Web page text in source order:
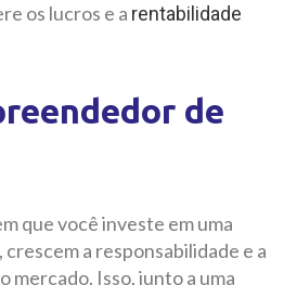
os lucros e a rentabilidade
de
que você investe em uma
a responsabilidade e a
mercado. Isso, junto a uma